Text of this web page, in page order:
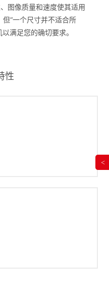
图像质量和速度使其适用
“一个尺寸并不适合所
满足您的确切要求。
性
<